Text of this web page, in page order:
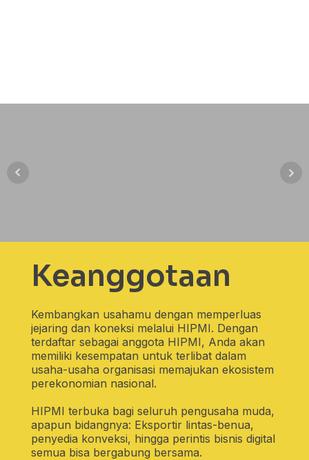
Keanggotaan
Kembangkan usahamu dengan memperluas
jejaring dan koneksi melalui HIPMI. Dengan
terdaftar sebagai anggota HIPMI, Anda akan
memiliki kesempatan untuk terlibat dalam
usaha-usaha organisasi memajukan ekosistem
perekonomian nasional.
HIPMI terbuka bagi seluruh pengusaha muda,
apapun bidangnya: Eksportir lintas-benua,
penyedia konveksi, hingga perintis bisnis digital
semua bisa bergabung bersama.